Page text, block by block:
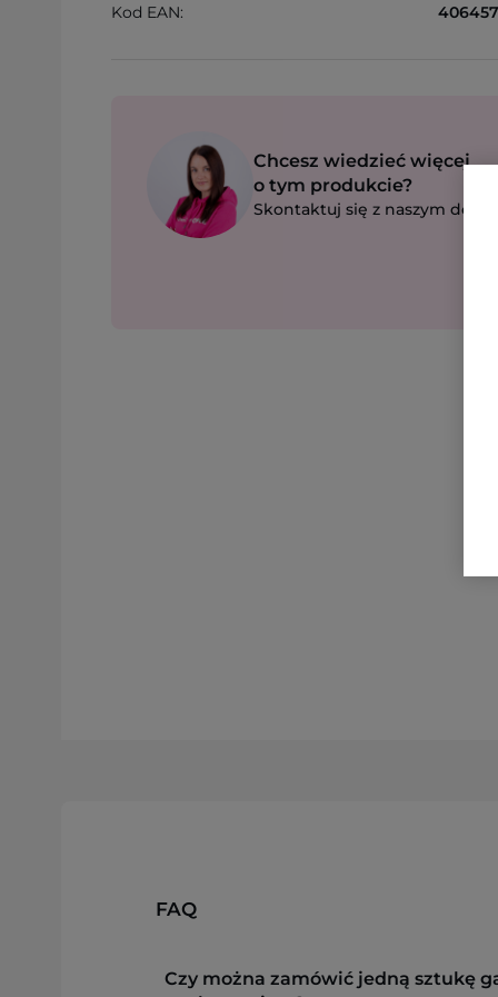
Kod EAN:
Chcesz wiedzieć więcej
o tym produkcie?
Skontaktuj się z naszym
FAQ
Czy można zamówić jedną sztukę